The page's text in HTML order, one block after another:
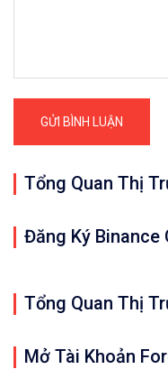
Tổng Quan Thị
Đăng Ký Binance
Tổng Quan Thị
Mở Tài Khoản